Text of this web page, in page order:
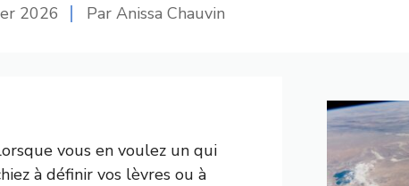
2026 Par Anissa Chauvin
vous en voulez un qui
à définir vos lèvres ou à